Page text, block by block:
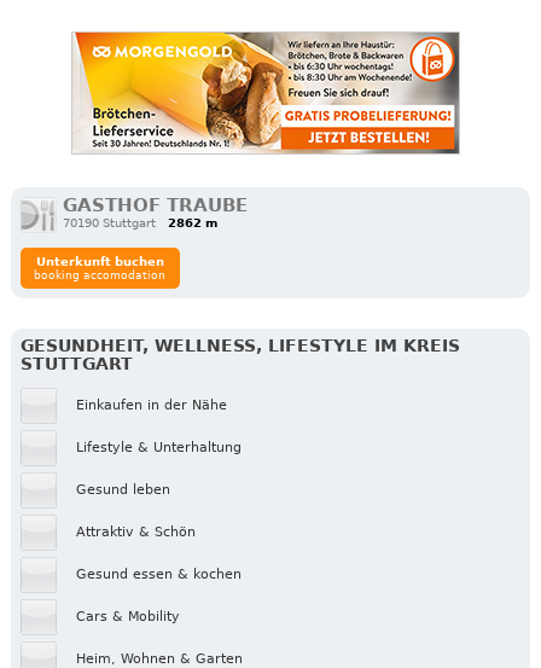
GASTHOF TRAUBE
70190 Stuttgart 2862 m
Unterkunft buchen
booking accomodation
GESUNDHEIT, WELLNESS, LIFESTYLE IM KREIS
STUTTGART
Einkaufen in der Nähe
Lifestyle & Unterhaltung
Gesund leben
Attraktiv & Schön
Gesund essen & kochen
Cars & Mobility
Heim, Wohnen & Garten